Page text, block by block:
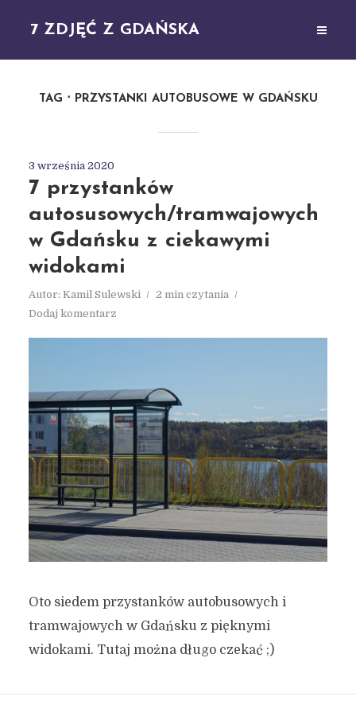
7 ZDJĘĆ Z GDAŃSKA
TAG PRZYSTANKI AUTOBUSOWE W GDAŃSKU
3 września 2020
7 przystanków
autosusowych/tramwajowych
w Gdańsku z ciekawymi
widokami
Autor: Kamil Sulewski
2 min czytania
Dodaj komentarz
Oto siedem przystanków autobusowych i
tramwajowych w Gdańsku z pięknymi
widokami. Tutaj można długo czekać ;)